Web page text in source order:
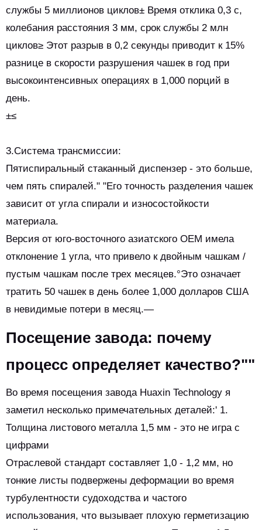
службы 5 миллионов циклов± Время отклика 0,3 с,
колебания расстояния 3 мм, срок службы 2 млн
циклов≥ Этот разрыв в 0,2 секунды приводит к 15%
разнице в скорости разрушения чашек в год при
высокоинтенсивных операциях в 1,000 порций в
день.
±≤
3.Система трансмиссии:
Пятиспиральный стаканный диспензер - это больше,
чем пять спиралей." "Его точность разделения чашек
зависит от угла спирали и износостойкости
материала.
Версия от юго-восточного азиатского OEM имела
отклонение 1 угла, что привело к двойным чашкам /
пустым чашкам после трех месяцев.°Это означает
тратить 50 чашек в день более 1,000 долларов США
в невидимые потери в месяц.—
Посещение завода: почему
процесс определяет качество?""
Во время посещения завода Huaxin Technology я
заметил несколько примечательных деталей:' 1.
Толщина листового металла 1,5 мм - это не игра с
цифрами
Отраслевой стандарт составляет 1,0 - 1,2 мм, но
тонкие листы подвержены деформации во время
турбулентности судоходства и частого
использования, что вызывает плохую герметизацию